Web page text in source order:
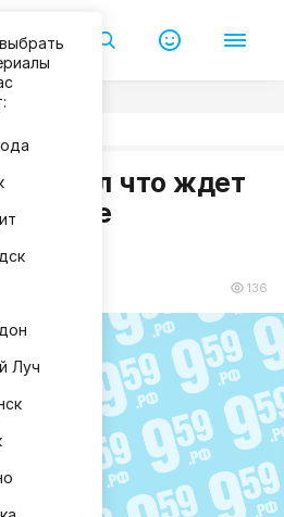
Луч
что ждет
136